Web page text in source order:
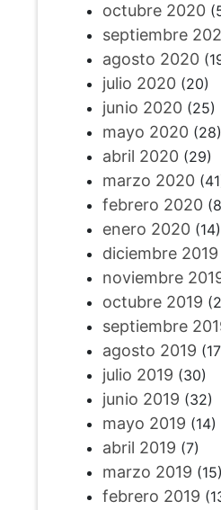
octubre 2020
septiembre
agosto 2020
julio 2020(20)
junio 2020(25)
mayo 2020(28)
abril 2020(29)
marzo 2020
febrero 2020
enero 2020(14)
diciembre 2019
noviembre
octubre 2019
septiembre
agosto 2019
julio 2019 (30)
junio 2019 (32)
mayo 2019 (14)
abril 2019 (7)
marzo 2019 (15)
febrero 2019